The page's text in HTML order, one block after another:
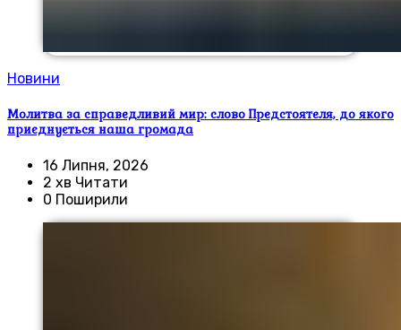
Новини
Молитва за справедливий мир: слово Предстоятеля, до якого
приєднується наша громада
16 Липня, 2026
2 хв Читати
0 Поширили